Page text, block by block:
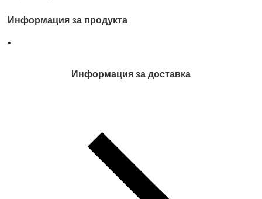
Информация за продукта
Информация за доставка